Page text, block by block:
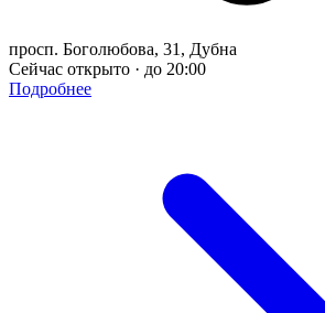
просп. Боголюбова, 31, Дубна
Сейчас открыто · до 20:00
Подробнее